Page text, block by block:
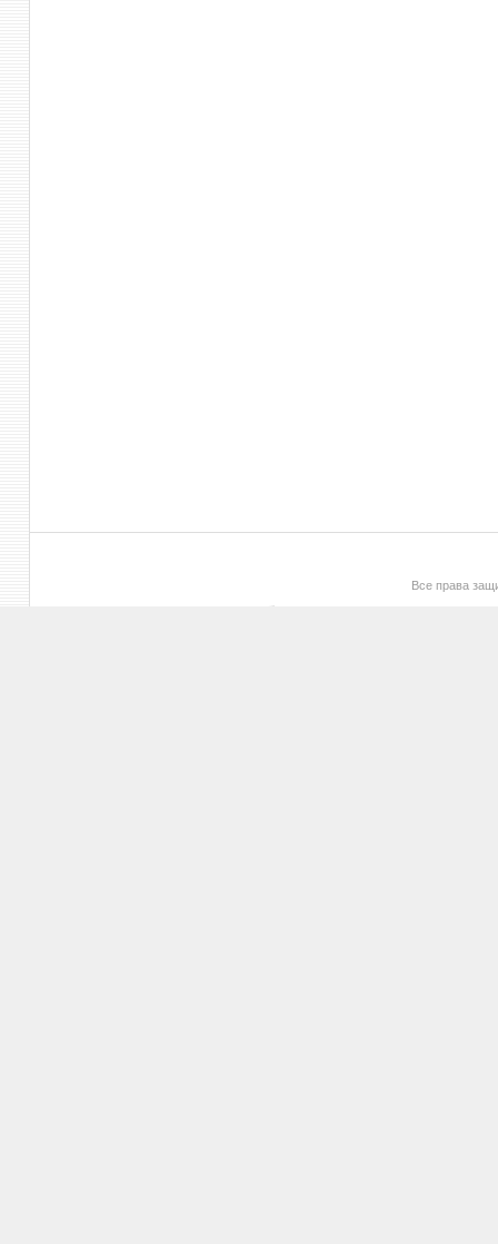
Все права